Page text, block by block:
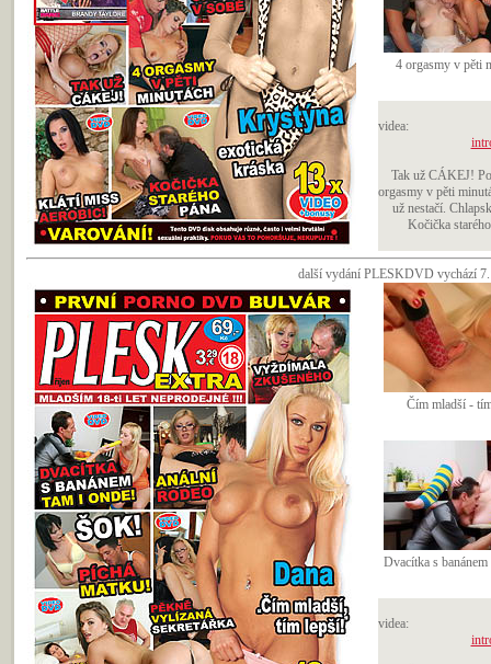
4 orgasmy v pěti
videa:
Tak už CÁKEJ!
orgasmy v pěti
už nestačí.
Kočička
další vydání PLESKDVD vychází
Čím mladší -
Dvacítka s
videa: